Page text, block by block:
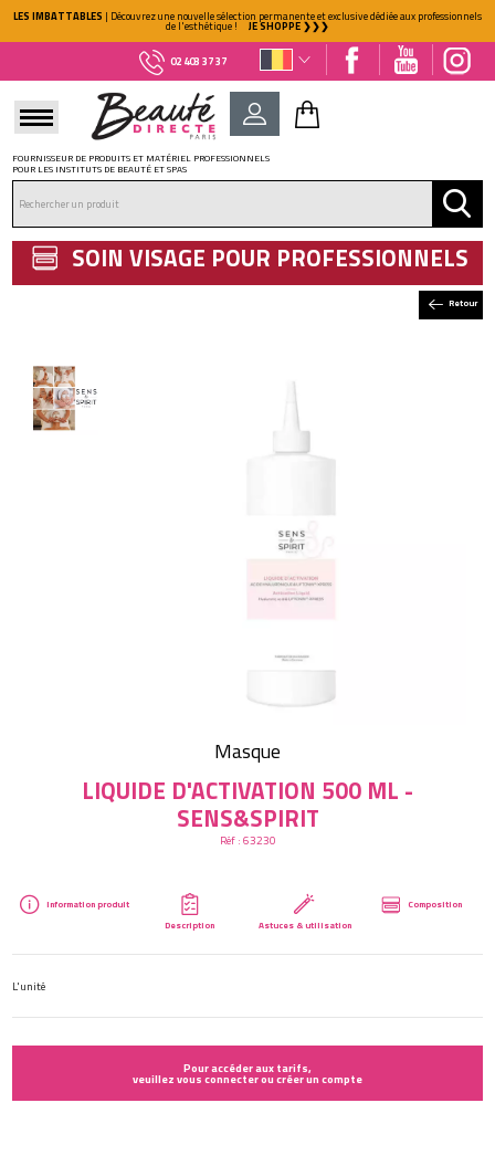
LES IMBATTABLES | Découvrez une nouvelle sélection permanente et exclusive dédiée aux professionnels
de l'esthétique ! JE SHOPPE ❯❯❯
02 403 37 37
FOURNISSEUR DE PRODUITS ET MATÉRIEL PROFESSIONNELS
POUR LES INSTITUTS DE BEAUTÉ ET SPAS
Retour
SOIN VISAGE POUR PROFESSIONNELS
Masque
LIQUIDE D'ACTIVATION 500 ML -
SENS&SPIRIT
Réf :63230
Information produit
Description
Astuces & utilisation
Composition
L'unité
Pour accéder aux tarifs,
veuillez vous connecter ou créer un compte